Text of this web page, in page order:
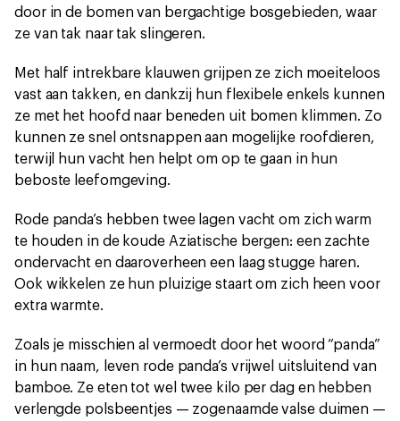
door in de bomen van bergachtige bosgebieden, waar
ze van tak naar tak slingeren.
Met half intrekbare klauwen grijpen ze zich moeiteloos
vast aan takken, en dankzij hun flexibele enkels kunnen
ze met het hoofd naar beneden uit bomen klimmen. Zo
kunnen ze snel ontsnappen aan mogelijke roofdieren,
terwijl hun vacht hen helpt om op te gaan in hun
beboste leefomgeving.
Rode panda’s hebben twee lagen vacht om zich warm
te houden in de koude Aziatische bergen: een zachte
ondervacht en daaroverheen een laag stugge haren.
Ook wikkelen ze hun pluizige staart om zich heen voor
extra warmte.
Zoals je misschien al vermoedt door het woord “panda”
in hun naam, leven rode panda’s vrijwel uitsluitend van
bamboe. Ze eten tot wel twee kilo per dag en hebben
verlengde polsbeentjes — zogenaamde valse duimen —